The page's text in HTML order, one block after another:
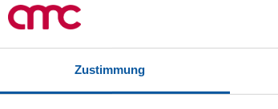
Zustimmung
& Mobilität
& Industrieprodukte
& Kunststoff